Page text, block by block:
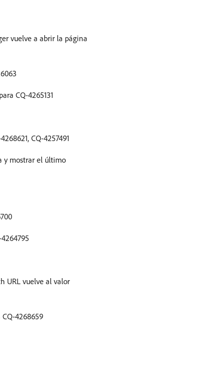
vuelve a abrir la página
CQ-4265131
CQ-4257491
y mostrar el último
URL vuelve al valor
4268659